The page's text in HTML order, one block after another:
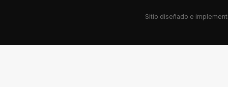
Sitio diseñado e